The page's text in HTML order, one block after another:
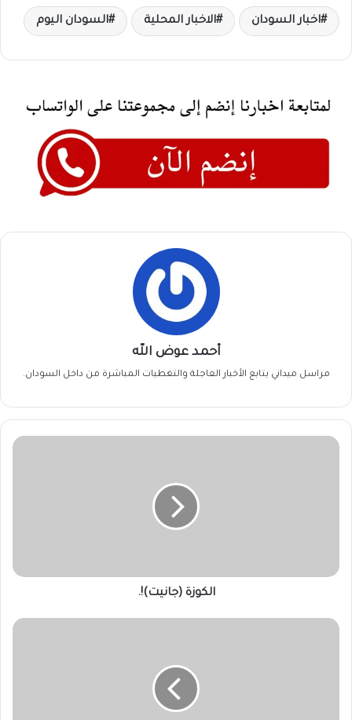
اخبار السودان الاخبار المحلية السودان اليوم
أحمد عوض الله
مراسل ميداني يتابع الأخبار العاجلة والتغطيات المباشرة من داخل السودان.
الكوزة
الكوزة (جانيت)!.
طائرة